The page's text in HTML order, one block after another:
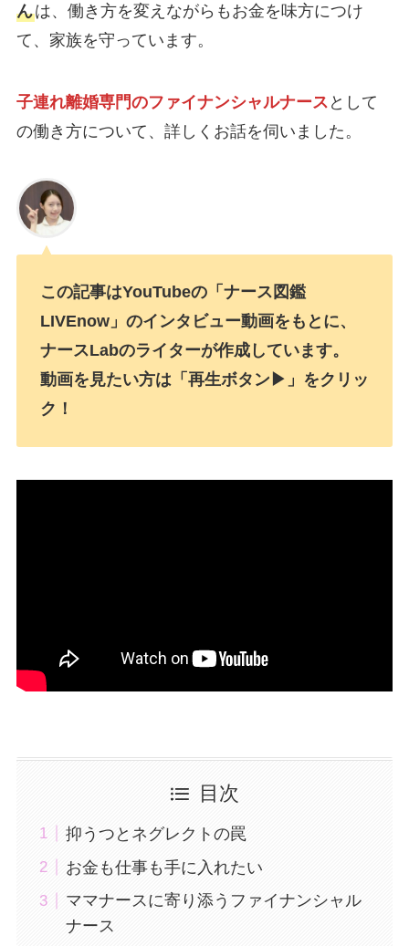
んは、働き方を変えながらもお金を味方につけ
て、家族を守っています。
子連れ離婚専門のファイナンシャルナース として
の働き方について、詳しくお話を伺いました。
この記事はYouTubeの「ナース図鑑
LIVEnow」のインタビュー動画をもとに、
ナースLabのライターが作成しています。
動画を見たい方は「再生ボタン▶」をクリッ
ク！
目次
抑うつとネグレクトの罠
お金も仕事も手に入れたい
ママナースに寄り添うファイナンシャル
ナース